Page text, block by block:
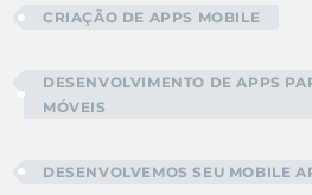
CRIAÇÃO DE APPS MOBILE
DESENVOLVIMENTO DE APPS
MÓVEIS
DESENVOLVEMOS SEU MOBILE